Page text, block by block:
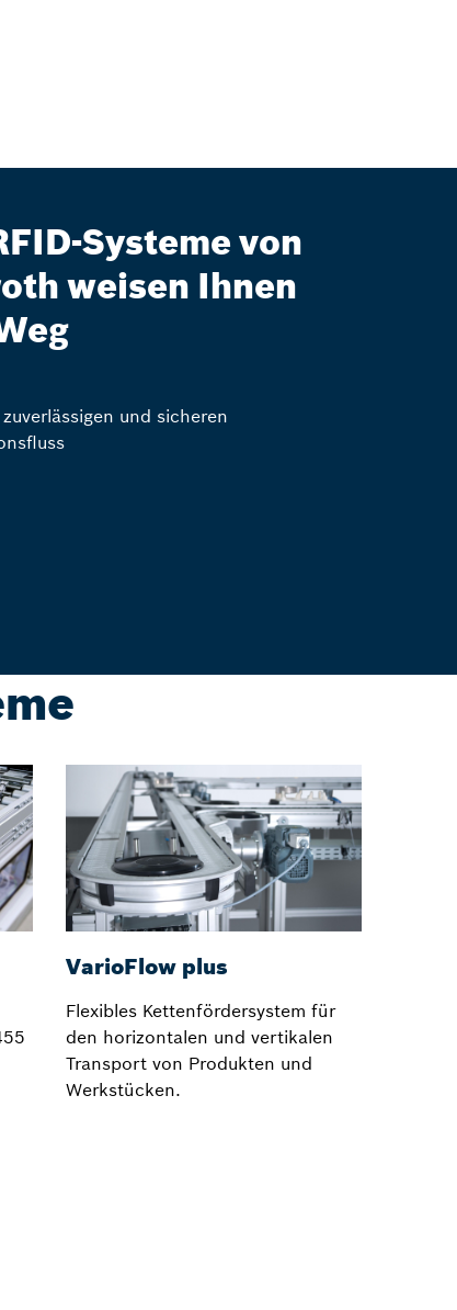
Systeme von
weisen Ihnen
und sicheren
VarioFlow plus
Flexibles Kettenfördersystem für
den horizontalen und vertikalen
Transport von Produkten und
Werkstücken.